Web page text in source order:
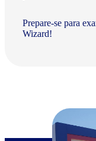
Prepare-se para
Wizard!